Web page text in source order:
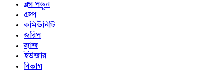
ব্লগ পড়ুন
গ্রুপ
কমিউনিটি
জরিপ
ব্যাজ
ইউজার
বিভাগ